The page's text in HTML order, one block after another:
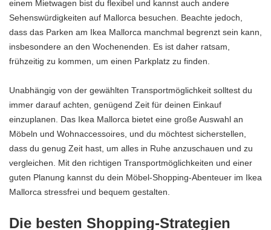
einem Mietwagen bist du flexibel und kannst auch andere
Sehenswürdigkeiten auf Mallorca besuchen. Beachte jedoch,
dass das Parken am Ikea Mallorca manchmal begrenzt sein kann,
insbesondere an den Wochenenden. Es ist daher ratsam,
frühzeitig zu kommen, um einen Parkplatz zu finden.
Unabhängig von der gewählten Transportmöglichkeit solltest du
immer darauf achten, genügend Zeit für deinen Einkauf
einzuplanen. Das Ikea Mallorca bietet eine große Auswahl an
Möbeln und Wohnaccessoires, und du möchtest sicherstellen,
dass du genug Zeit hast, um alles in Ruhe anzuschauen und zu
vergleichen. Mit den richtigen Transportmöglichkeiten und einer
guten Planung kannst du dein Möbel-Shopping-Abenteuer im Ikea
Mallorca stressfrei und bequem gestalten.
Die besten Shopping-Strategien